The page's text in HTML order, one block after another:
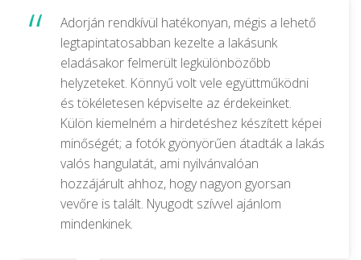
Adorján rendkívül hatékonyan, mégis a lehető
legtapintatosabban kezelte a lakásunk
eladásakor felmerült legkülönbözőbb
helyzeteket. Könnyű volt vele együttműködni
és tökéletesen képviselte az érdekeinket.
Külön kiemelném a hirdetéshez készített képei
minőségét; a fotók gyönyörűen átadták a lakás
valós hangulatát, ami nyilvánvalóan
hozzájárult ahhoz, hogy nagyon gyorsan
vevőre is talált. Nyugodt szívvel ajánlom
mindenkinek.